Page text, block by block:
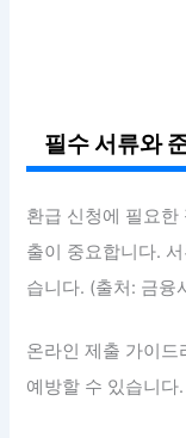
필수 서류와
환급 신청에 필요한
출이 중요합니다.
습니다. (출처: 금융
온라인 제출 가이
예방할 수 있습니다.